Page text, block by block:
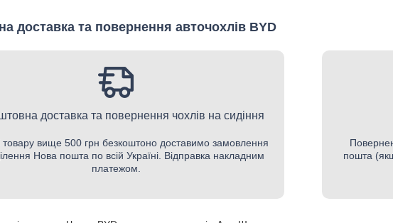
доставка та повернення авточохлів BYD
доставка та повернення чохлів на сидіння
товару вище 500 грн безкоштоно доставимо замовлення
Нова пошта по всій Україні. Відправка накладним
платежом.
пошта